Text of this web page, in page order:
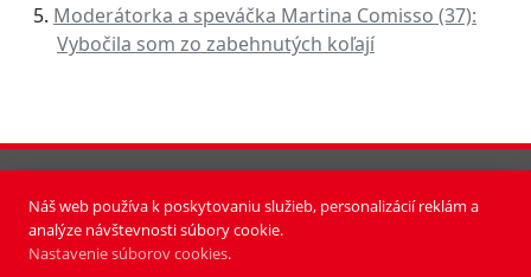
Moderátorka a speváčka Martina Comisso (37):
Vybočila som zo zabehnutých koľají
Náš web používa k poskytovaniu služieb, personalizácií reklám a
analýze návštevnosti súbory cookie.
Nastavenie súborov cookies.